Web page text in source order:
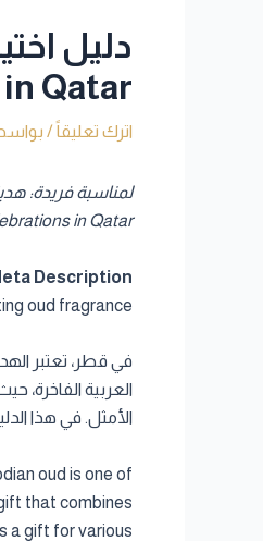
Qatar
اترك تعليقاً/
in Qatar
Description:
oud fragrance.
في قطر، تعتبر
الأمثل. في هذا
oud is one of
that combines
a gift for various